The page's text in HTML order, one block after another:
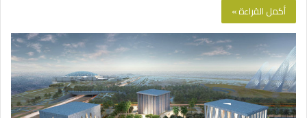
أكمل القراءة »